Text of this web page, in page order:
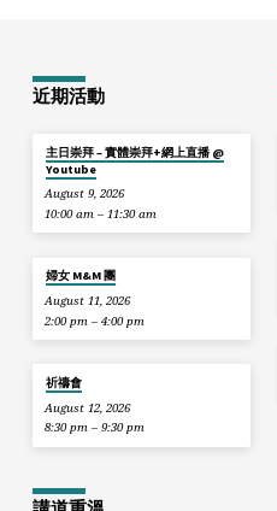
近期活動
主日崇拜 – 實體崇拜+網上直播 @
Youtube
August 9, 2026
10:00 am – 11:30 am
婦女 M&M 團
August 11, 2026
2:00 pm – 4:00 pm
祈禱會
August 12, 2026
8:30 pm – 9:30 pm